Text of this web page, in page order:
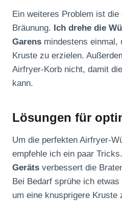
Ein weiteres Problem ist die
Bräunung. Ich drehe die
Garens mindestens einmal,
Kruste zu erzielen.
Airfryer-Korb nicht, damit
kann.
Lösungen für
Um die perfekten Airfryer-
empfehle ich ein paar Tricks.
Geräts verbessert die
Bei Bedarf sprühe ich
um eine knusprigere Kruste